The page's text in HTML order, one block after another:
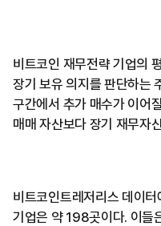
비트코인 재무전략 기업의
장기 보유 의지를 판단하는
구간에서 추가 매수가 이어
매매 자산보다 장기 재무자
비트코인트레저리스 데이
기업은 약 198곳이다. 이들